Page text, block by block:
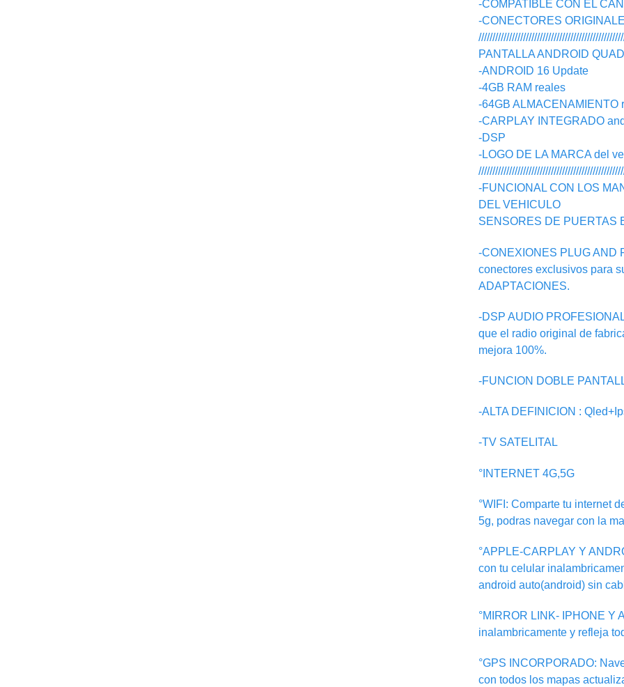
-COMPATIBLE CON EL
-CONECTORES
PANTALLA ANDROID
-ANDROID 16 Update
-4GB RAM reales
-64GB ALMACENAMIENTO
-CARPLAY INTEGRADO
-DSP
-LOGO DE LA MARCA del
-FUNCIONAL CON LOS
DEL VEHICULO
SENSORES DE PUERTAS
-CONEXIONES PLUG AND
conectores exclusivos para
ADAPTACIONES.
-DSP AUDIO
que el radio original de
mejora 100%.
-FUNCION DOBLE
-ALTA DEFINICION :
-TV SATELITAL
°INTERNET 4G,5G
°WIFI: Comparte tu internet
5g, podras navegar con la
°APPLE-CARPLAY Y
con tu celular
android auto(android) sin
°MIRROR LINK- IPHONE Y
inalambricamente y refleja
°GPS INCORPORADO:
con todos los mapas